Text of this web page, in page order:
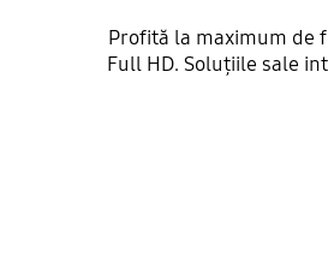
Profită la maximum de
Full HD. Soluțiile sale